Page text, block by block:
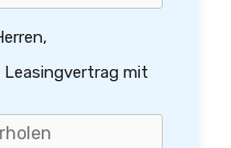
Leasingvertrag mit